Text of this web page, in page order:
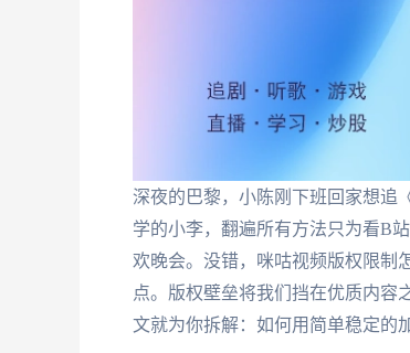
深夜的巴黎，小陈刚下班回家想追
学的小李，翻遍所有方法只为看B
欢晚会。没错，咪咕视频版权限制
点。版权壁垒将我们挡在优质内容
文就为你拆解：如何用简单稳定的